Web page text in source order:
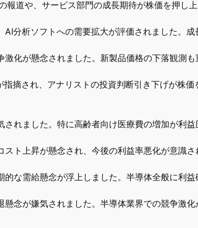
道や、サービス部門の成長期待が株価を押し
分析ソフトへの需要拡大が評価されました。成
化が懸念されました。新製品価格の下落観測も
摘され、アナリストの投資判断引き下げが株
れました。特に高齢者向け医療費の増加が利
ト上昇が懸念され、今後の利益率悪化が意識
な需給懸念が浮上しました。半導体全般に利益
念が嫌気されました。半導体業界での競争激化